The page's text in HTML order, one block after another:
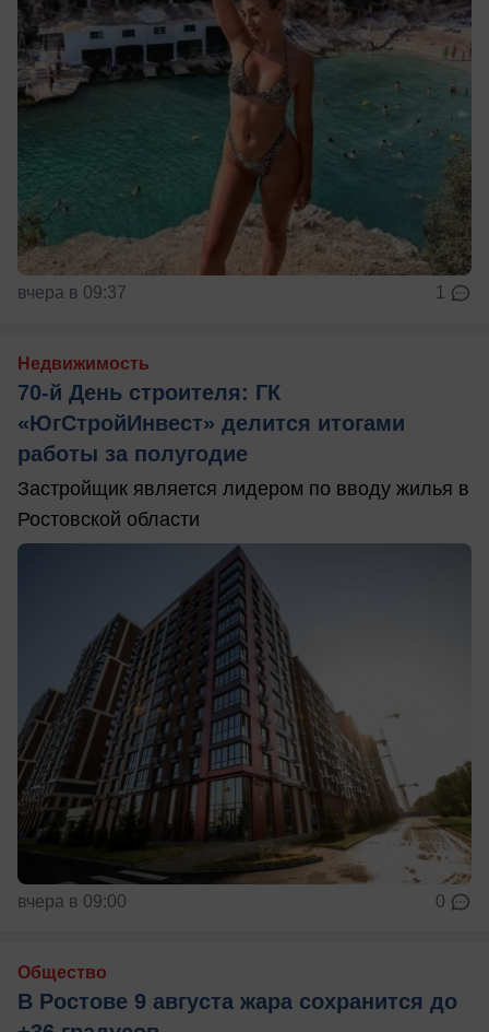
вчера в 09:37 1
Недвижимость
70-й День строителя: ГК
«ЮгСтройИнвест» делится итогами
работы за полугодие
Застройщик является лидером по вводу жилья в
Ростовской области
вчера в 09:00 0
Общество
В Ростове 9 августа жара сохранится до